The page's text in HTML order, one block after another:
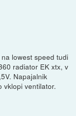
lowest speed tudi
radiator EK xtx, v
Napajalnik
vklopi ventilator.